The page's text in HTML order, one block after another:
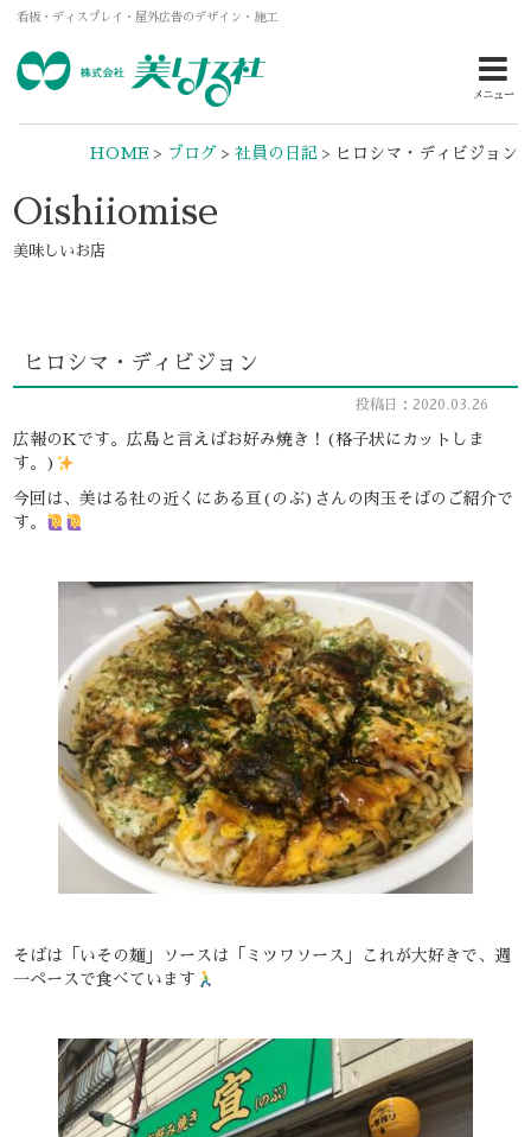
看板・ディスプレイ・屋外広告のデザイン・施工
メニュー
HOME> ブログ> 社員の日記 > ヒロシマ・ディビジョン
Oishiiomise
美味しいお店
ヒロシマ・ディビジョン
投稿日：2020.03.26
広報のKです。広島と言えばお好み焼き！(格子状にカットしま
す。)
今回は、美はる社の近くにある亘(のぶ)さんの肉玉そばのご紹介で
す。
そばは「いその麺」ソースは「ミツワソース」これが大好きで、週
一ペースで食べています